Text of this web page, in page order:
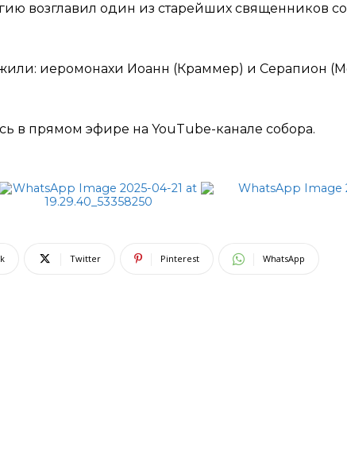
возглавил один из старейших священников
иеромонахи Иоанн (Краммер) и Серапион
в прямом эфире на YouTube-канале cобора.
Twitter Pinterest WhatsApp